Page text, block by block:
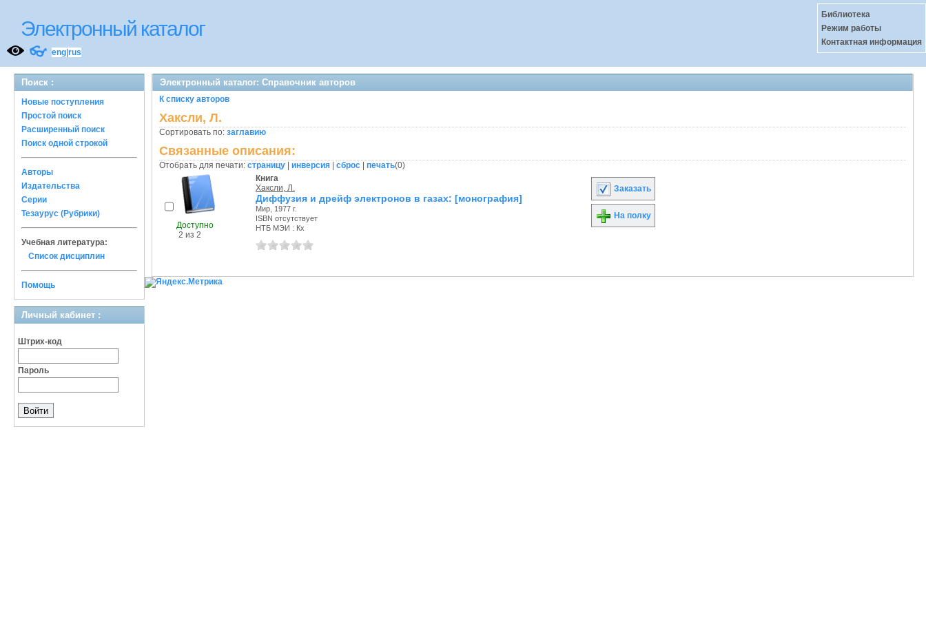
Электронный каталог
👓 eng rus
Библиотека
Режим работы
Контактная информация
Поиск :
Новые поступления
Простой поиск
Расширенный поиск
Поиск одной строкой
Авторы
Издательства
Серии
Тезаурус (Рубрики)
Учебная литература:
Список дисциплин
Помощь
Личный кабинет :
Штрих-код
Пароль
Электронный каталог: Справочник авторов
К списку авторов
Хаксли, Л.
Сортировать по: заглавию
Связанные описания:
Отобрать для печати: страницу инверсия сброс печать(0)
Доступно
2 из 2
Книга
Хаксли, Л.
Диффузия и дрейф электронов в газах: [монография]
Мир, 1977 г.
ISBN отсутствует
НТБ МЭИ : Кх
Заказать
На полку